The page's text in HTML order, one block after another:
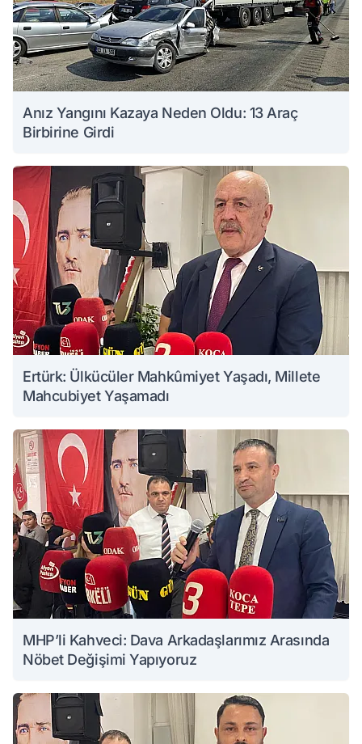
Anız Yangını Kazaya Neden Oldu: 13 Araç
Birbirine Girdi
Ertürk: Ülkücüler Mahkûmiyet Yaşadı, Millete
Mahcubiyet Yaşamadı
MHP’li Kahveci: Dava Arkadaşlarımız Arasında
Nöbet Değişimi Yapıyoruz